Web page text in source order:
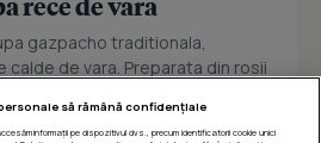
rece de vara
gazpacho traditionala,
de vara. Preparata din rosii
să rămână confidențiale
informații pe dispozitivul dvs., precum identificatorii cookie unici